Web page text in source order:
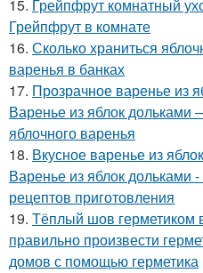
15. Грейпфрут комнатный
Грейпфрут в комнате
16. Сколько храниться
варенья в банках
17. Прозрачное варенье из
Варенье из яблок дольками
яблочного варенья
18. Вкусное варенье из
Варенье из яблок дольками
рецептов приготовления
19. Тёплый шов герметиком
правильно произвести
домов с помощью герметика